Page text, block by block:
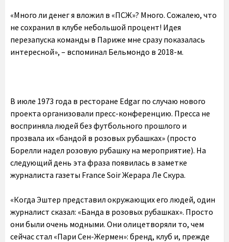
«Много ли денег я вложил в «ПСЖ»? Много. Сожалею, что
не сохранил в клубе небольшой процент! Идея
перезапуска команды в Париже мне сразу показалась
интересной», – вспоминал Бельмондо в 2018-м.
В июле 1973 года в ресторане Edgar по случаю нового
проекта организовали пресс-конференцию. Пресса не
восприняла людей без футбольного прошлого и
прозвала их «бандой в розовых рубашках» (просто
Борелли надел розовую рубашку на мероприятие). На
следующий день эта фраза появилась в заметке
журналиста газеты France Soir Жерара Ле Скура.
«Когда Эштер представил окружающих его людей, один
журналист сказал: «Банда в розовых рубашках». Просто
они были очень модными. Они олицетворяли то, чем
сейчас стал «Пари Сен-Жермен»: бренд, клуб и, прежде